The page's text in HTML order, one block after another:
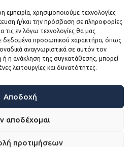
εμπειρία, χρησιμοποιούμε τεχνολογίες
ή/και την πρόσβαση σε πληροφορίες
εν λόγω τεχνολογίες θα μας
δεδομένα προσωπικού χαρακτήρα, όπως
αναγνωριστικά σε αυτόν τον
η ανάκληση της συγκατάθεσης, μπορεί
λειτουργίες και δυνατότητες.
Αποδοχή
αποδέχομαι
προτιμήσεων
ΣΥΝΔΕΣΜΟΙ
Η ΚΕΔΕ
Sitemap
Όροι χρήσης